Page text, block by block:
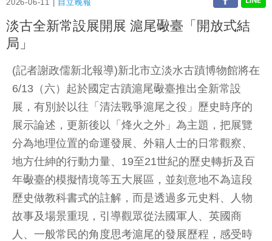
2026-06-11 | 自立晚報
淡古全新常設展開展 滬尾礮臺「開放式結
局」
(記者謝政儒新北報導)新北市立淡水古蹟博物館將在
6/13（六）起於國定古蹟滬尾礮臺推出全新常設
展，有別於以往「清法戰爭滬尾之役」歷史時序的
展示論述，更新後以「烽火之外」為主題，把展覽
分為地理位置的命運發展、外籍人士的日常觀察、
地方仕紳的行動力量、19至21世紀的歷史轉折及百
年礮臺的模擬情境等五大展區，並刻意地不為這段
歷史做教科書式的註解，而是透過多元史料、人物
故事及場景重現，引導觀眾從法國軍人、英國商
人、一般常民的角度思考滬尾的發展歷程，感受時